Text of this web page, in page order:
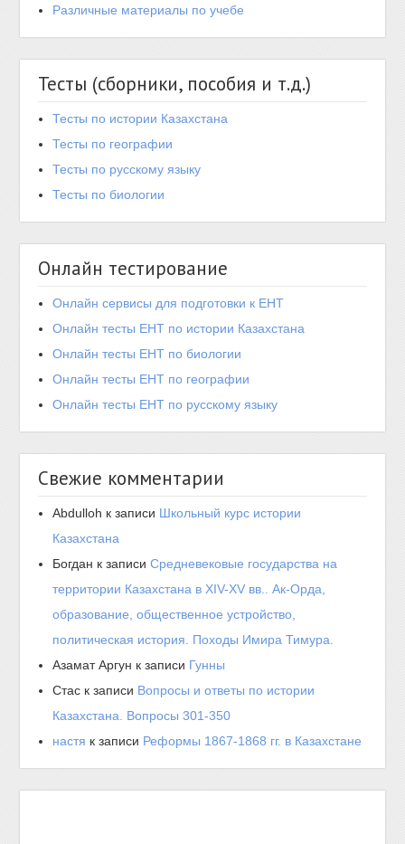
Различные материалы по учебе
Тесты (сборники, пособия и т.д.)
Тесты по истории Казахстана
Тесты по географии
Тесты по русскому языку
Тесты по биологии
Онлайн тестирование
Онлайн сервисы для подготовки к ЕНТ
Онлайн тесты ЕНТ по истории Казахстана
Онлайн тесты ЕНТ по биологии
Онлайн тесты ЕНТ по географии
Онлайн тесты ЕНТ по русскому языку
Свежие комментарии
Abdulloh к записи Школьный курс истории
Казахстана
Богдан к записиСредневековые государства на
территории Казахстана в XIV-XV вв.. Ак-Орда,
образование, общественное устройство,
политическая история. Походы Имира Тимура.
Азамат Аргун к записи Гунны
Стас к записи Вопросы и ответы по истории
Казахстана. Вопросы 301-350
настя к записи Реформы 1867-1868 гг. в Казахстане